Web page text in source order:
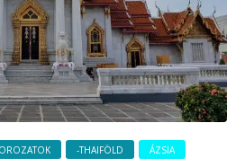
-THAIFÖLD ÁZSIA